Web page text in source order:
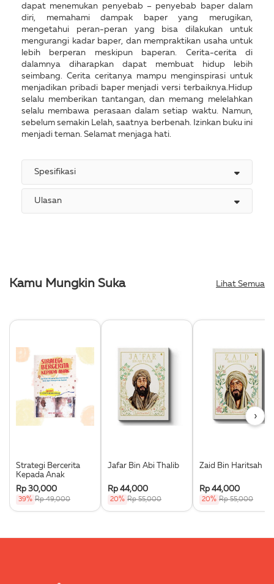
dapat menemukan penyebab – penyebab baper dalam
diri, memahami dampak baper yang merugikan,
mengetahui peran-peran yang bisa dilakukan untuk
mengurangi kadar baper, dan mempraktikan usaha untuk
lebih berperan meskipun baperan. Cerita-cerita di
dalamnya diharapkan dapat membuat hidup lebih
seimbang. Cerita ceritanya mampu menginspirasi untuk
menjadikan pribadi baper menjadi versi terbaiknya.Hidup
selalu memberikan tantangan, dan memang melelahkan
selalu membawa perasaan dalam setiap waktu. Namun,
sebelum semakin Lelah, saatnya berbenah. Izinkan buku ini
menjadi teman. Selamat menjaga hati.
Spesifikasi
Ulasan
Kamu Mungkin Suka Lihat Semua
Strategi Bercerita
Kepada Anak
Rp 30,000
39% Rp 49,000
Jafar Bin Abi Thalib
Rp 44,000
20% Rp 55,000
Zaid Bin Haritsah
Rp 44,000
20% Rp 55,000
›